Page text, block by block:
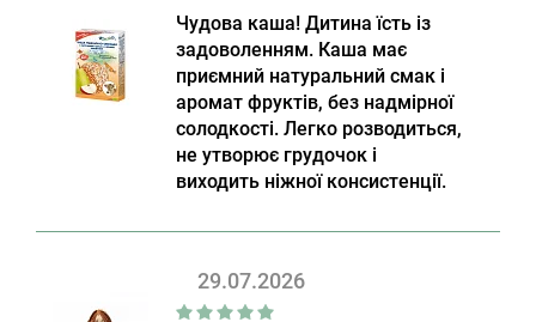
Чудова каша! Дитина їсть із
задоволенням. Каша має
приємний натуральний смак і
аромат фруктів, без надмірної
солодкості. Легко розводиться,
не утворює грудочок і
виходить ніжної консистенції.
29.07.2026